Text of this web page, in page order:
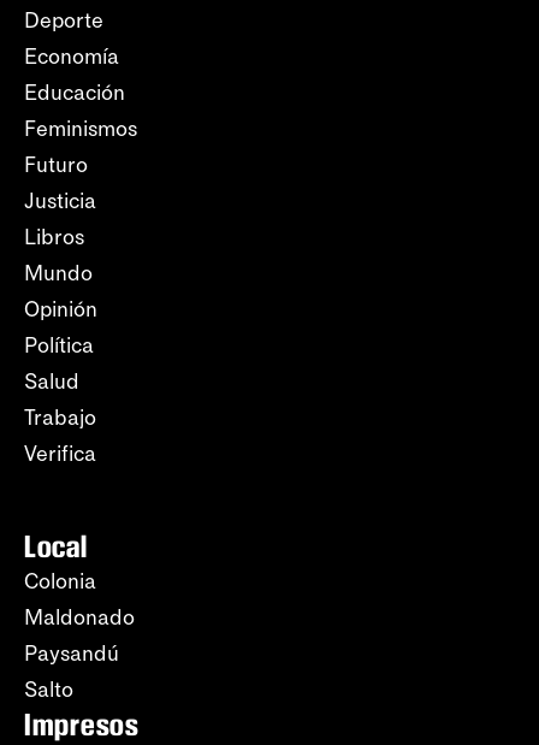
Deporte
Economía
Educación
Feminismos
Futuro
Justicia
Libros
Mundo
Opinión
Política
Salud
Trabajo
Verifica
Local
Colonia
Maldonado
Paysandú
Salto
Impresos